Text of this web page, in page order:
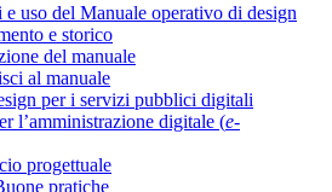
e uso del Manuale operativo di design
e storico
del manuale
al manuale
per i servizi pubblici digitali
l’amministrazione digitale (e-
progettuale
pratiche